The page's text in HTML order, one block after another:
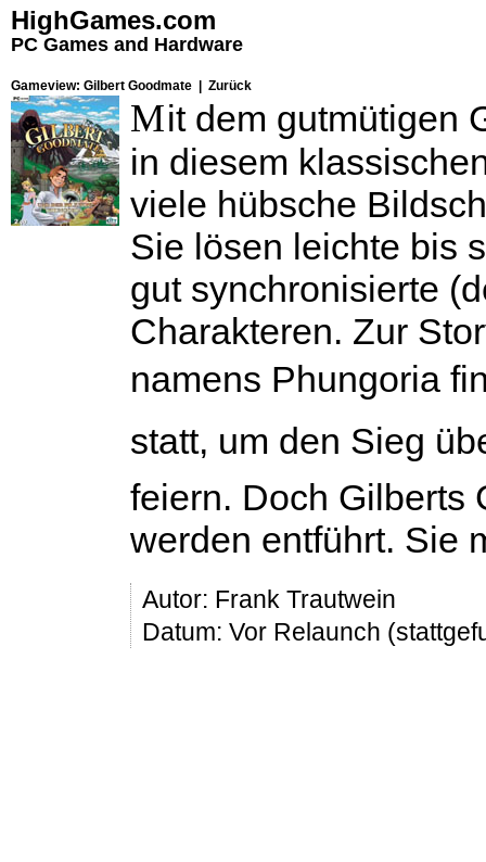
HighGames.com
PC Games and Hardware
Gameview: Gilbert Goodmate | Zurück
Mit dem gutmütigen
in diesem
viele hübsche
Sie lösen leichte bis
gut synchronisierte
Charakteren. Zur
namens Phungoria
statt, um den Sieg
feiern. Doch Gilberts
werden entführt. Sie
Autor: Frank Trautwein
Datum: Vor Relaunch